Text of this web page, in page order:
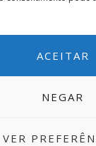
ACEITAR
NEGAR
VER